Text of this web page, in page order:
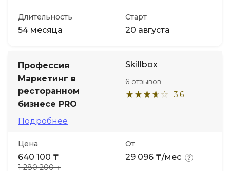
Длительность
54 месяца
Старт
20 августа
Профессия
Маркетинг в
ресторанном
бизнесе PRO
Подробнее
Skillbox
3.6
6 отзывов
Цена
640 100 ₸
1 280 200 ₸
От
29 096 ₸/мес